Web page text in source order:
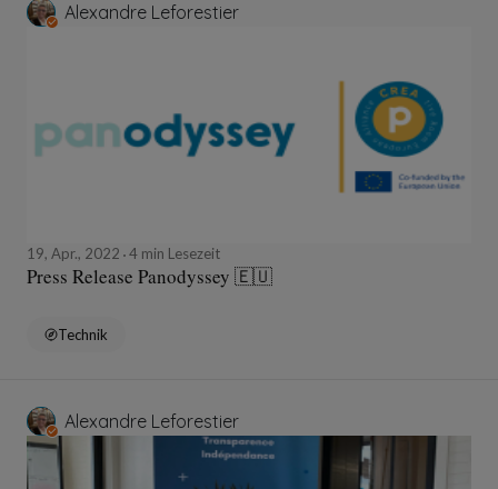
Alexandre Leforestier
19, Apr., 2022 4 min Lesezeit
Press Release Panodyssey 🇪🇺
Technik
Alexandre Leforestier